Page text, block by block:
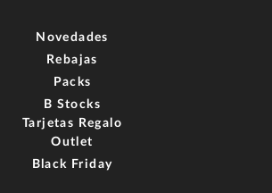
Novedades
Rebajas
Packs
B Stocks
Tarjetas Regalo
Outlet
Black Friday